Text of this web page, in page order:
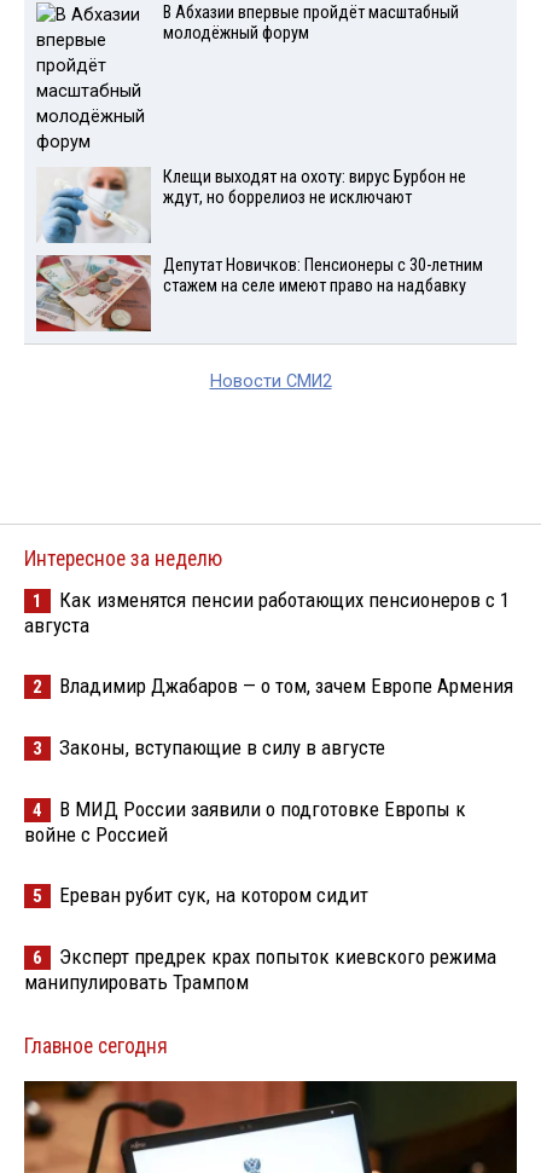
В Абхазии впервые пройдёт масштабный
молодёжный форум
Клещи выходят на охоту: вирус Бурбон не
ждут, но боррелиоз не исключают
Депутат Новичков: Пенсионеры с 30-летним
стажем на селе имеют право на надбавку
Новости СМИ2
Интересное за неделю
1
Как изменятся пенсии работающих пенсионеров с 1
августа
2 Владимир Джабаров — о том, зачем Европе Армения
3 Законы, вступающие в силу в августе
4
В МИД России заявили о подготовке Европы к
войне с Россией
5 Ереван рубит сук, на котором сидит
6
Эксперт предрек крах попыток киевского режима
манипулировать Трампом
Главное сегодня